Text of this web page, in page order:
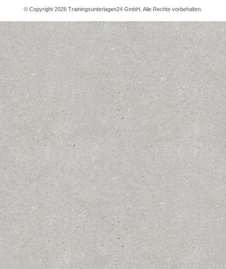
© Copyright 2026 Trainingsunterlagen24 GmbH. Alle Rechte vorbehalten.